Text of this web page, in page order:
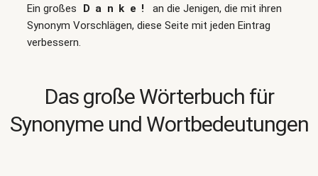
Ein großes Danke!
an die Jenigen, die mit ihren
Synonym Vorschlägen, diese Seite mit jeden Eintrag
verbessern.
Das große Wörterbuch für
Synonyme und Wortbedeutungen